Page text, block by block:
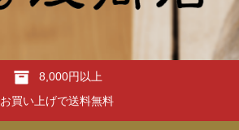
8,000円以上
お買い上げで送料無料